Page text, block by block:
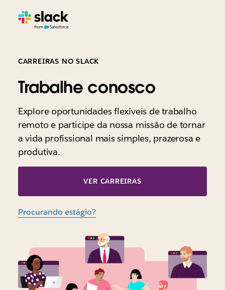
CARREIRAS NO SLACK
Trabalhe conosco
Explore oportunidades flexíveis de trabalho
remoto e participe da nossa missão de tornar
a vida profissional mais simples, prazerosa e
produtiva.
VER CARREIRAS
Procurando estágio?